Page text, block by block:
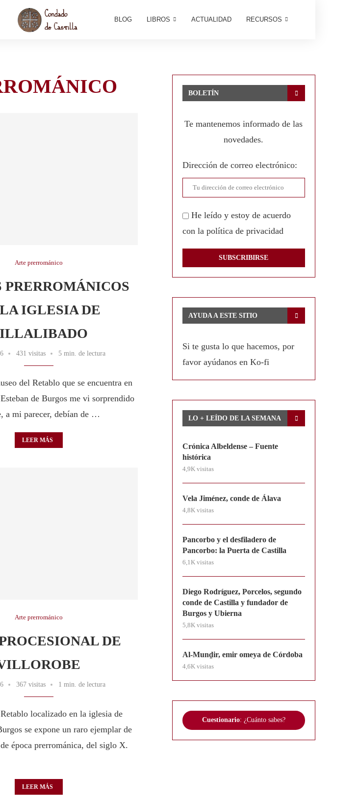
BLOG LIBROS ACTUALIDAD RECURSOS
Arte prerrománico
PRERROMÁNICOS
IGLESIA DE
431 visitas 5 min. de lectura
del Retablo que se encuentra en
de Burgos me vi sorprendido
a mi parecer, debían de …
LEER MÁS
Arte prerrománico
DE
367 visitas 1 min. de lectura
localizado en la iglesia de
se expone un raro ejemplar de
época prerrománica, del siglo X.
LEER MÁS
BOLETÍN
Te mantenemos informado de las
novedades.
Dirección de correo electrónico:
He leído y estoy de acuerdo
con la política de privacidad
AYUDA A ESTE SITIO
Si te gusta lo que hacemos, por
favor ayúdanos en Ko-fi
LO + LEÍDO DE LA SEMANA
Crónica Albeldense – Fuente
histórica
4,9K visitas
Vela Jiménez, conde de Álava
4,8K visitas
Pancorbo y el desfiladero de
Pancorbo: la Puerta de Castilla
6,1K visitas
Diego Rodríguez, Porcelos, segundo
conde de Castilla y fundador de
Burgos y Ubierna
5,8K visitas
Al-Munḏir, emir omeya de Córdoba
4,6K visitas
Cuestionario: ¿Cuánto sabes?